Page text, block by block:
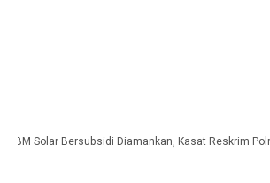
Solar Bersubsidi Diamankan, Kasat Reskrim